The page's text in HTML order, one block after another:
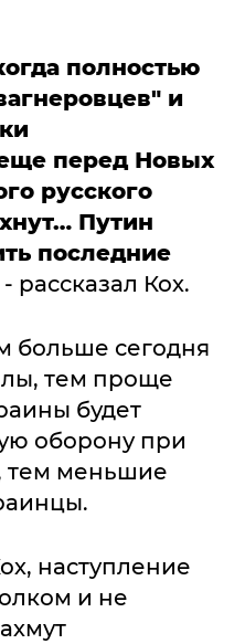
полностью
и
перед Новых
русского
Путин
последние
- рассказал Кох.
больше сегодня
тем проще
будет
оборону при
тем меньшие
наступление
и не